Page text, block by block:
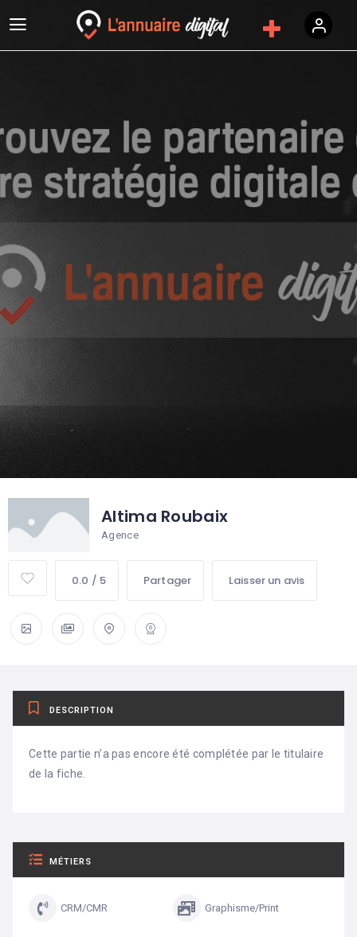
Altima Roubaix
Agence
0.0 / 5 Partager Laisser un avis
DESCRIPTION
Cette partie n’a pas encore été complétée par le titulaire
de la fiche.
MÉTIERS
CRM/CMR Graphisme/Print